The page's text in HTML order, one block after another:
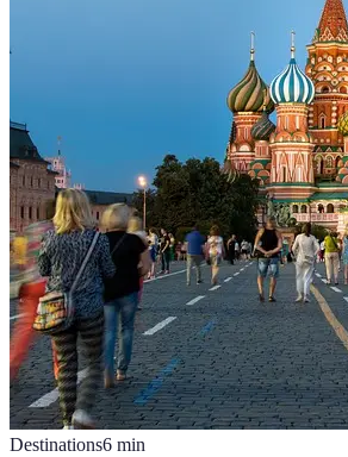
Destinations6 min